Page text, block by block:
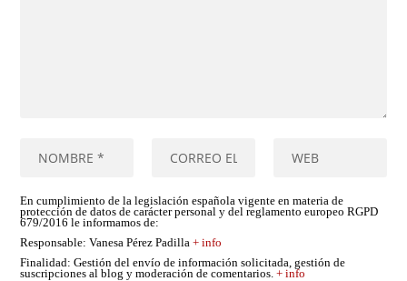
En cumplimiento de la legislación española vigente en materia de
protección de datos de carácter personal y del reglamento europeo RGPD
679/2016 le informamos de:
Responsable: Vanesa Pérez Padilla+ info
Finalidad: Gestión del envío de información solicitada, gestión de
suscripciones al blog y moderación de comentarios.+ info